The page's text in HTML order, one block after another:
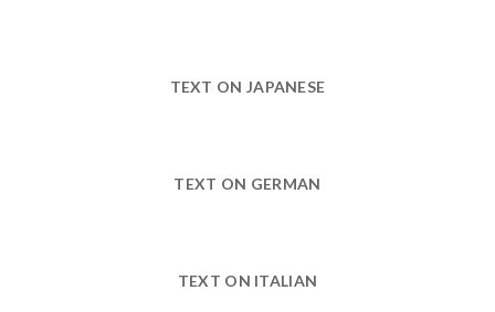
TEXT ON JAPANESE
TEXT ON GERMAN
TEXT ON ITALIAN